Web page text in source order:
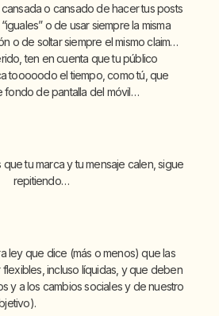
o cansado de hacer tus posts
o de usar siempre la misma
o de soltar siempre el mismo claim…
ten en cuenta que tu público
tooooodo el tiempo, como tú, que
fondo de pantalla del móvil…
tu marca y tu mensaje calen, sigue
repitiendo…
ley que dice (más o menos) que las
incluso líquidas, y que deben
y a los cambios sociales y de nuestro